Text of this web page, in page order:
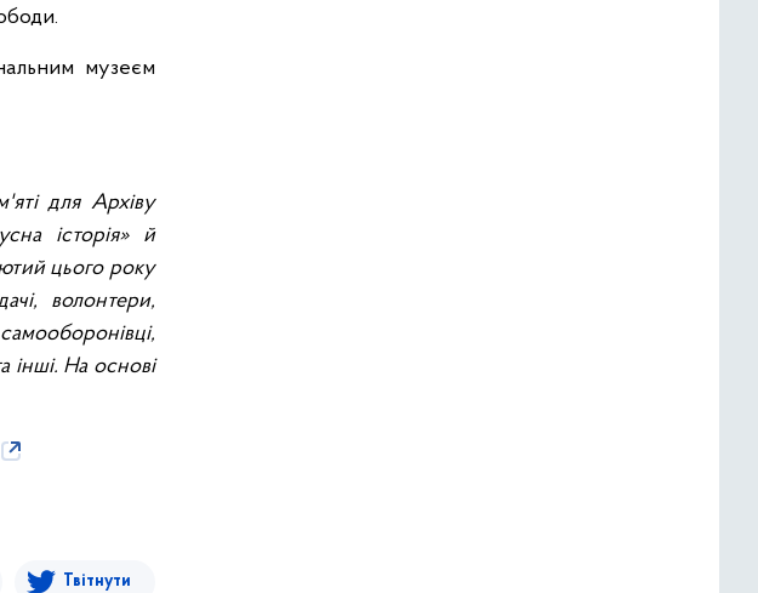
музеєм
для Архіву
історія» й
цього року
волонтери,
інші. На основі
Твітнути